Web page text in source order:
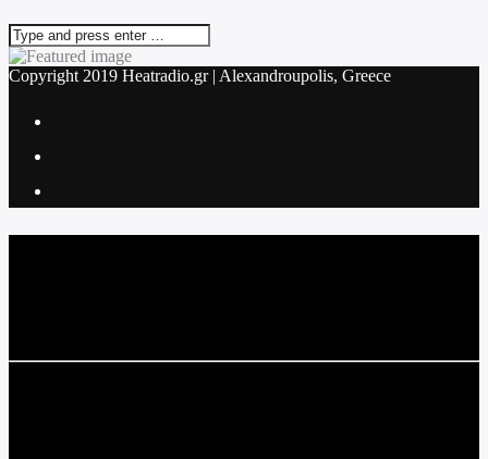
Copyright 2019 Heatradio.gr | Alexandroupolis, Greece